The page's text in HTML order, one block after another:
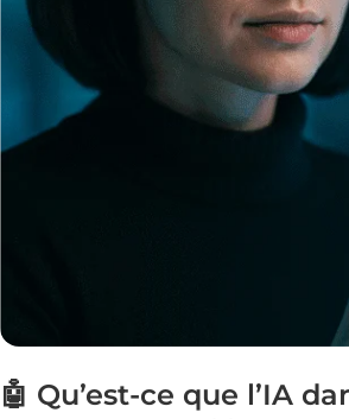
🤖 Qu’est-ce que l’IA